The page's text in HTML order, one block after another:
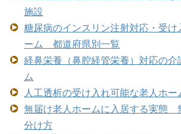
施設
糖尿病のインスリン注射対応・受け
ーム 都道府県別一覧
経鼻栄養（鼻腔経管栄養）対応の介
ム
人工透析の受け入れ可能な老人ホー
無届け老人ホームに入居する実態
分け方